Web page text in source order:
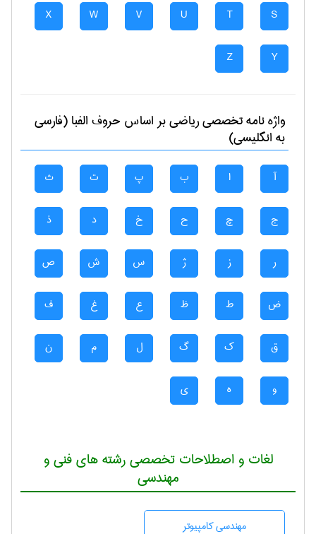
S
T
U
V
W
X
Y
Z
واژه نامه تخصصیرياضیبر اساس حروف الفبا (فارسی
به انگلیسی)
آ ا ب پ ت ث
ج چ ح خ د ذ
ر ز ژ س ش ص
ض ط ظ ع غ ف
ق ک گ ل م ن
و ه ی
لغات و اصطلاحات تخصصی رشته های فنی و
مهندسی
مهندسی كامپيوتر